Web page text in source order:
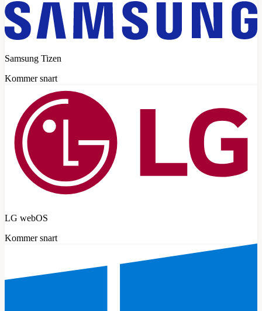
Samsung Tizen
Kommer snart
LG webOS
Kommer snart